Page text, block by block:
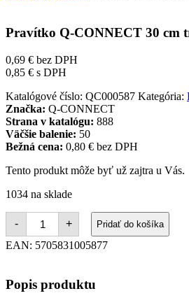
Pravítko Q-CONNECT 30 cm
0,69 € bez DPH
0,85 € s DPH
Katalógové číslo: QC000587 Kategória:
Značka: Q-CONNECT
Strana v katalógu: 888
Väčšie balenie: 50
Bežná cena: 0,80 € bez DPH
Tento produkt môže byť už zajtra u Vás.
1034 na sklade
-
množstvo
Pravítko
Q-
CONNECT
transparentné
+ Pridať do košíka
EAN: 5705831005877
Popis produktu